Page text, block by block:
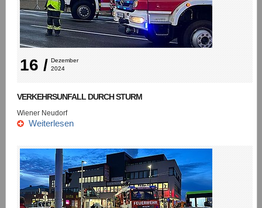
16 / Dezember
2024
VERKEHRSUNFALL DURCH STURM
Wiener Neudorf
Weiterlesen